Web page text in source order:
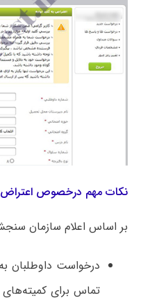
نکات مهم درخصوص اعتراض
بر اساس اعلام سازمان
درخواست داوطلبان
تماس برای